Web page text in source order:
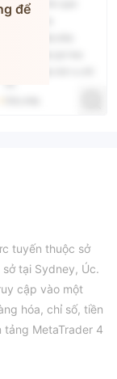
để
tuyến thuộc sở
tại Sydney, Úc.
cập vào một
hóa, chỉ số, tiền
MetaTrader 4